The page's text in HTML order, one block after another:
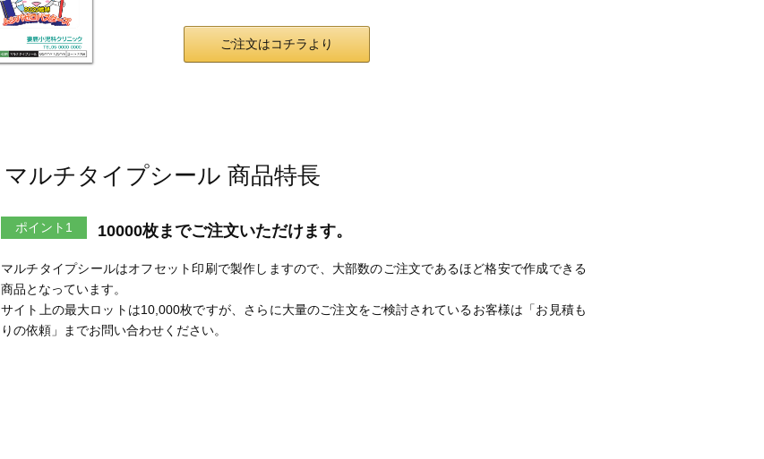
ご注文はコチラより
マルチタイプシール 商品特長
ポイント1 10000枚までご注文いただけます。
マルチタイプシールはオフセット印刷で製作しますので、大部数のご注文であるほど格安で作成できる
商品となっています。
サイト上の最大ロットは10,000枚ですが、さらに大量のご注文をご検討されているお客様は「お見積も
りの依頼」までお問い合わせください。